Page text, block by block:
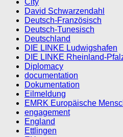
David Schwarzendahl
Deutsch-Französisch
Deutsch-Tunesisch
Deutschland
DIE LINKE Ludwigshafen
DIE LINKE Rheinland-
Diplomacy
documentation
Dokumentation
Eilmeldung
EMRK Europäische
engagement
England
Ettlingen